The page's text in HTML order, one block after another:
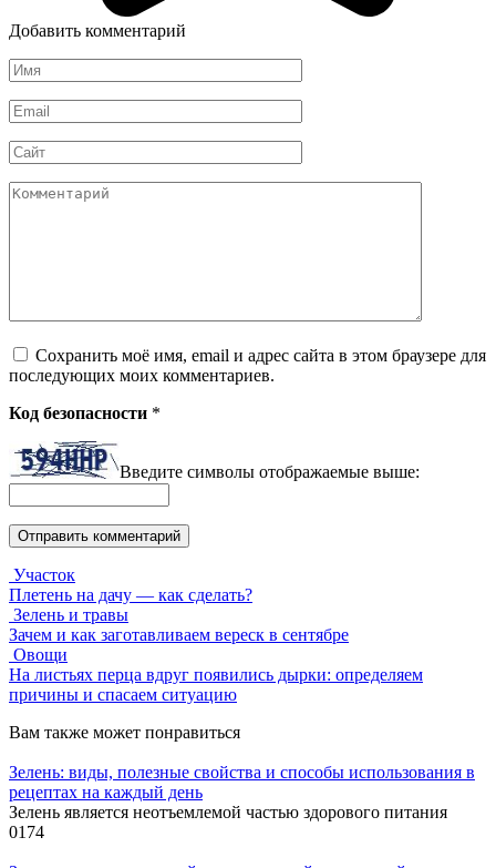
Добавить комментарий
Имя
*
Email
*
Сайт
Комментарий
Сохранить моё имя, email и адрес сайта в этом браузере для
последующих моих комментариев.
Код безопасности *
Введите символы отображаемые выше:
Участок
Плетень на дачу — как сделать?
Зелень и травы
Зачем и как заготавливаем вереск в сентябре
Овощи
На листьях перца вдруг появились дырки: определяем
причины и спасаем ситуацию
Вам также может понравиться
Зелень: виды, полезные свойства и способы использования в
рецептах на каждый день
Зелень является неотъемлемой частью здорового питания
0174